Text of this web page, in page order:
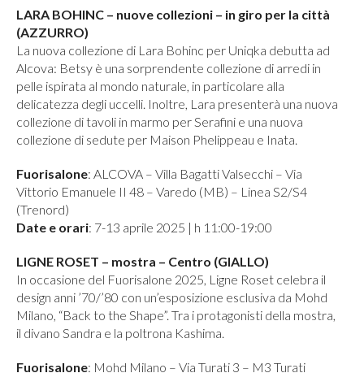
LARA BOHINC – nuove collezioni – in giro per la città
(AZZURRO)
La nuova collezione di Lara Bohinc per Uniqka debutta ad
Alcova: Betsy è una sorprendente collezione di arredi in
pelle ispirata al mondo naturale, in particolare alla
delicatezza degli uccelli. Inoltre, Lara presenterà una nuova
collezione di tavoli in marmo per Serafini e una nuova
collezione di sedute per Maison Phelippeau e Inata.
Fuorisalone: ALCOVA – Villa Bagatti Valsecchi – Via
Vittorio Emanuele II 48 – Varedo (MB) – Linea S2/S4
(Trenord)
Date e orari: 7-13 aprile 2025 | h 11:00-19:00
LIGNE ROSET – mostra – Centro (GIALLO)
In occasione del Fuorisalone 2025, Ligne Roset celebra il
design anni ’70/’80 con un’esposizione esclusiva da Mohd
Milano, “Back to the Shape”. Tra i protagonisti della mostra,
il divano Sandra e la poltrona Kashima.
Fuorisalone: Mohd Milano – Via Turati 3 – M3 Turati